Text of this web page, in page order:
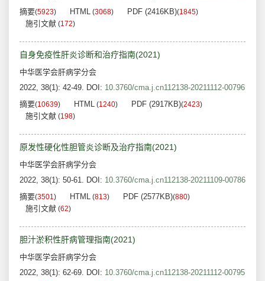
摘要(5923) HTML (3068) PDF (2416KB)(1845)
施引文献 (172)
自身免疫性肝炎诊断和治疗指南(2021)
中华医学会肝病学分会
2022, 38(1): 42-49. DOI: 10.3760/cma.j.cn112138-20211112-00796
摘要(10639) HTML (1240) PDF (2917KB)(2423)
施引文献 (198)
原发性硬化性胆管炎诊断及治疗指南(2021)
中华医学会肝病学分会
2022, 38(1): 50-61. DOI: 10.3760/cma.j.cn112138-20211109-00786
摘要(3501) HTML (813) PDF (2577KB)(880)
施引文献 (62)
胆汁淤积性肝病管理指南(2021)
中华医学会肝病学分会
2022, 38(1): 62-69. DOI: 10.3760/cma.j.cn112138-20211112-00795